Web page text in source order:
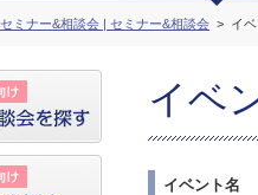
セミナー&相談会 | セミナー&相談会 イ
イベ
イベント名